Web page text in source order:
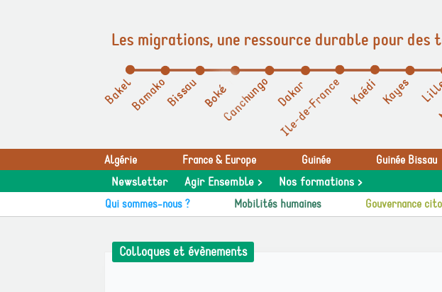
Les migrations, une ressource durable pour
Algérie France & Europe Guinée Guinée Bissau
Newsletter Agir Ensemble > Nos formations >
Qui sommes-nous ? Mobilités humaines Gouvernance
Colloques et évènements